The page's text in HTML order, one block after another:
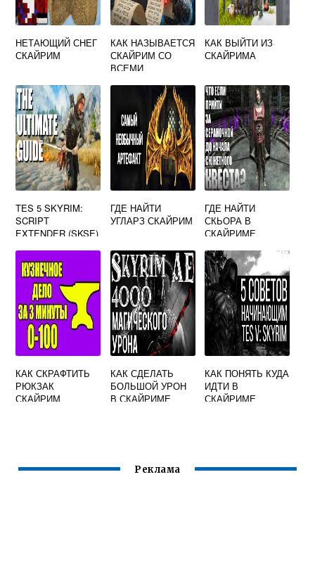
НЕТАЮЩИЙ СНЕГ
СКАЙРИМ
КАК НАЗЫВАЕТСЯ
СКАЙРИМ СО
ВСЕМИ
КАК ВЫЙТИ ИЗ
СКАЙРИМА
TES 5 SKYRIM:
SCRIPT
EXTENDER (SKSE)
ГДЕ НАЙТИ
УГЛАРЗ СКАЙРИМ
ГДЕ НАЙТИ
СКЬОРА В
СКАЙРИМЕ
КАК СКРАФТИТЬ
РЮКЗАК
СКАЙРИМ
КАК СДЕЛАТЬ
БОЛЬШОЙ УРОН
В СКАЙРИМЕ
КАК ПОНЯТЬ КУДА
ИДТИ В
СКАЙРИМЕ
Реклама